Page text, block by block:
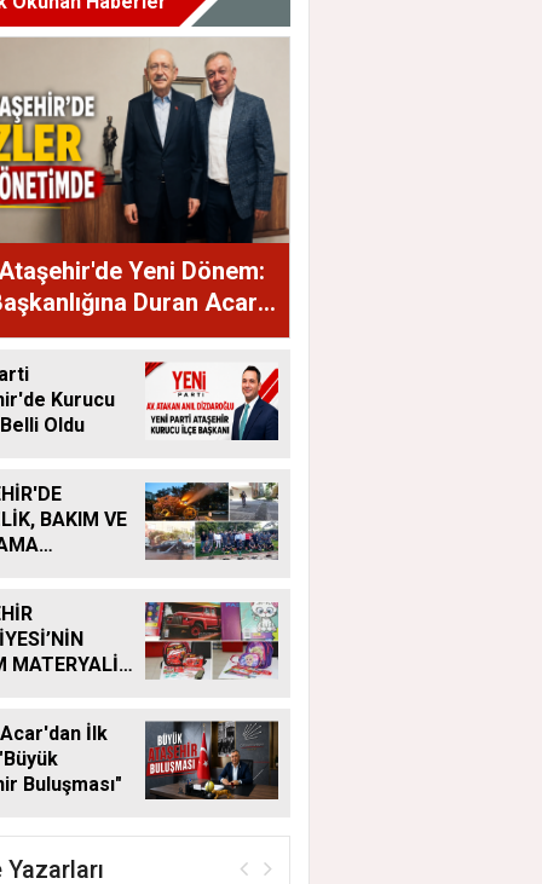
Yeni Dönem:
Duran Acar
Kurucu
Oldu
BAKIM VE
MATERYALİ
İlk
Buluşması"
Yazarları